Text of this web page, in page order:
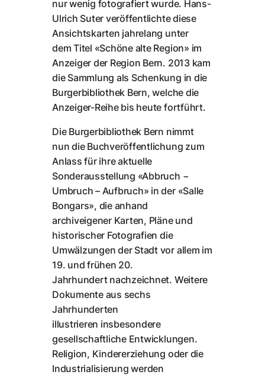
nur wenig fotografiert wurde. Hans-
Ulrich Suter veröffentlichte diese
Ansichtskarten jahrelang unter
dem Titel «Schöne alte Region» im
Anzeiger der Region Bern. 2013 kam
die Sammlung als Schenkung in die
Burgerbibliothek Bern, welche die
Anzeiger-Reihe bis heute fortführt.
Die Burgerbibliothek Bern nimmt
nun die Buchveröffentlichung zum
Anlass für ihre aktuelle
Sonderausstellung «Abbruch −
Umbruch – Aufbruch» in der «Salle
Bongars», die anhand
archiveigener Karten, Pläne und
historischer Fotografien die
Umwälzungen der Stadt vor allem im
19. und frühen 20.
Jahrhundert nachzeichnet. Weitere
Dokumente aus sechs
Jahrhunderten
illustrieren insbesondere
gesellschaftliche Entwicklungen.
Religion, Kindererziehung oder die
Industrialisierung werden